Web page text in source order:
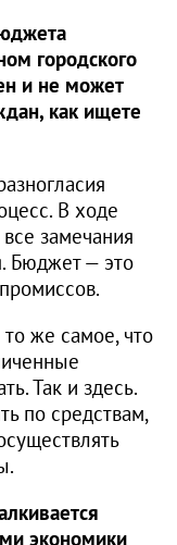
городского
и не может
как ищете
В ходе
замечания
Бюджет — это
же самое, что
Так и здесь.
по средствам,
экономики